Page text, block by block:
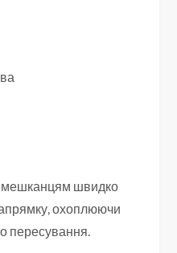
мешканцям швидко
охоплюючи
пересування.